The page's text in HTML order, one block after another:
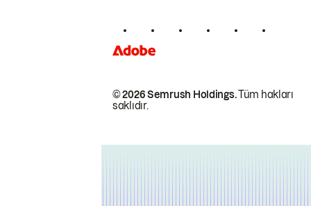
© 2026 Semrush Holdings.Tüm hakları
saklıdır.